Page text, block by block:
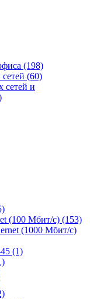
(198)
(60)
сетей и
(100 Мбит/с) (153)
(1000 Мбит/с)
(1)